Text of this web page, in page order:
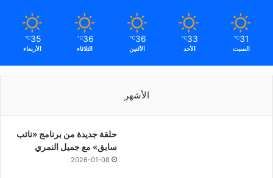
31
℃
السبت
33
℃
الأحد
36
℃
الأثنين
36
℃
الثلاثاء
35
℃
الأربعاء
الأشهر
حلقة جديدة من برنامج «نائب
سابق» مع جميل النمري
2026-01-08